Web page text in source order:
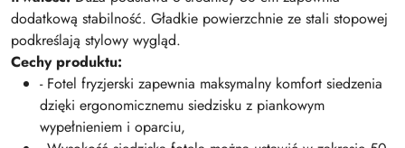
dodatkową stabilność. Gładkie powierzchnie ze stali stopowej
podkreślają stylowy wygląd.
Cechy produktu:
- Fotel fryzjerski zapewnia maksymalny komfort siedzenia
dzięki ergonomicznemu siedzisku z piankowym
wypełnieniem i oparciu,